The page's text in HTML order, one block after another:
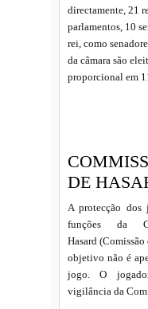
directamente, 21
parlamentos, 10
rei, como
da câmara são
proporcional em
DE
A protecção dos
funções da
Hasard
objetivo não é
jogo. O
vigilância da